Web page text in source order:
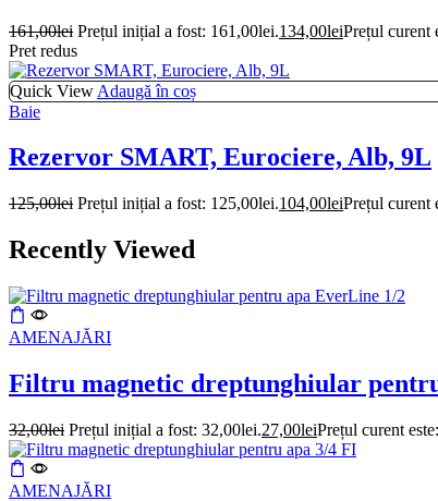
161,00lei Prețul inițial a fost: 161,00lei.134,00leiPrețul curent
Pret redus
Quick View Adaugă în coș
Baie
Rezervor SMART, Eurociere, Alb, 9L
125,00lei Prețul inițial a fost: 125,00lei.104,00leiPrețul curent
Recently Viewed
AMENAJĂRI
Filtru magnetic dreptunghiular
32,00lei Prețul inițial a fost: 32,00lei.27,00leiPrețul curent
AMENAJĂRI